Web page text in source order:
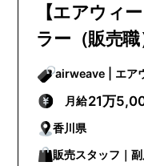
【エアウィ
ラー（販売
airweave
月給21万
香川県
販売スタッフ｜